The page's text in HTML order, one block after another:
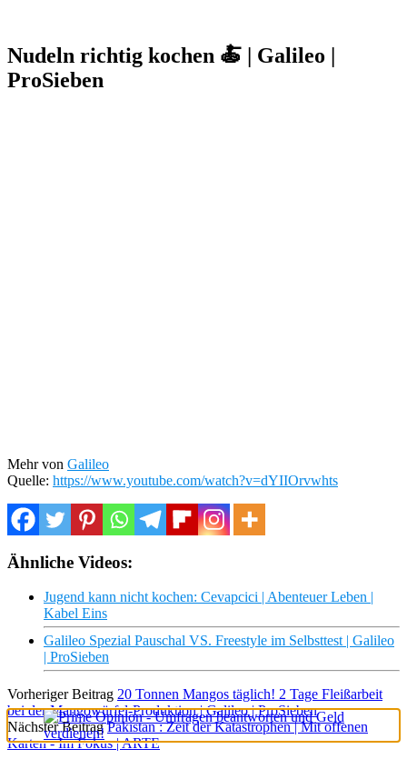
Nudeln richtig kochen 🍝 | Galileo |
ProSieben
Mehr von Galileo
Quelle: https://www.youtube.com/watch?v=dYIIOrvwhts
Ähnliche Videos:
Jugend kann nicht kochen: Cevapcici | Abenteuer Leben |
Kabel Eins
Galileo Spezial Pauschal VS. Freestyle im Selbsttest | Galileo
| ProSieben
Vorheriger Beitrag 20 Tonnen Mangos täglich! 2 Tage Fleißarbeit
bei der Mangowürfel-Produktion | Galileo | ProSieben
Nächster Beitrag Pakistan : Zeit der Katastrophen | Mit offenen
Karten - Im Fokus | ARTE